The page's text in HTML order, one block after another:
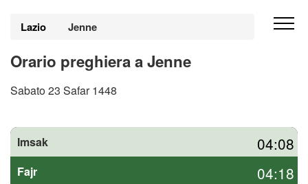
Lazio Jenne
Orario preghiera a Jenne
Sabato 23 Safar 1448
Imsak 04:08
Fajr 04:18